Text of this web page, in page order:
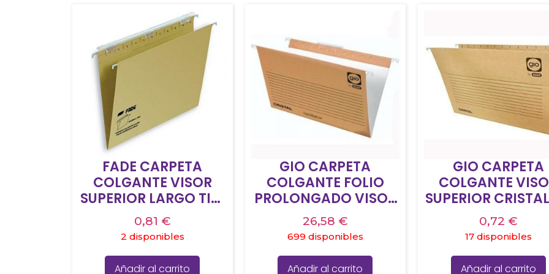
FADE CARPETA
COLGANTE VISOR
SUPERIOR LARGO TIKI
KRAFT CARTULINA
FOLIO CON
ETIQUETAS -25U-
0,81 €
2 disponibles
Añadir al carrito
GIO CARPETA
COLGANTE FOLIO
PROLONGADO VISOR
CORTO CRISTAL
LOMO V BICOLOR
KRAFT/BLANCO
26,58 €
699 disponibles
Añadir al carrito
GIO CARPETA
COLGANTE
SUPERIOR
CON ETIQUETAS
CARTULINA
KRAFT BLANCO
25 UD
0,72 €
17 disponibles
Añadir al carrito